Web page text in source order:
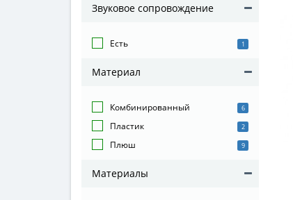
Звуковое сопровождение
Есть 1
Материал
Комбинированный 6
Пластик 2
Плюш 9
Материалы